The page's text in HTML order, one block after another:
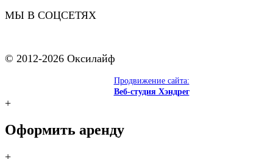
МЫ В СОЦСЕТЯХ
© 2012-2026 Оксилайф
Продвижение сайта:
Веб-студия Хэндрег
+
Оформить аренду